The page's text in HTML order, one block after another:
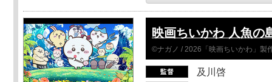
映画ちいかわ 人魚の
©ナガノ / 2026「映画ちいかわ」製
及川啓